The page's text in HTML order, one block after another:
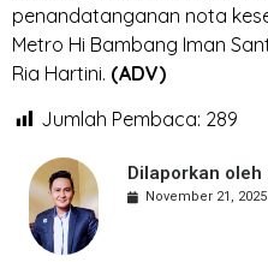
penandatanganan nota
Metro Hi Bambang Iman
Ria Hartini. (ADV)
Jumlah Pembaca: 289
Dilaporkan oleh
November 21, 2025